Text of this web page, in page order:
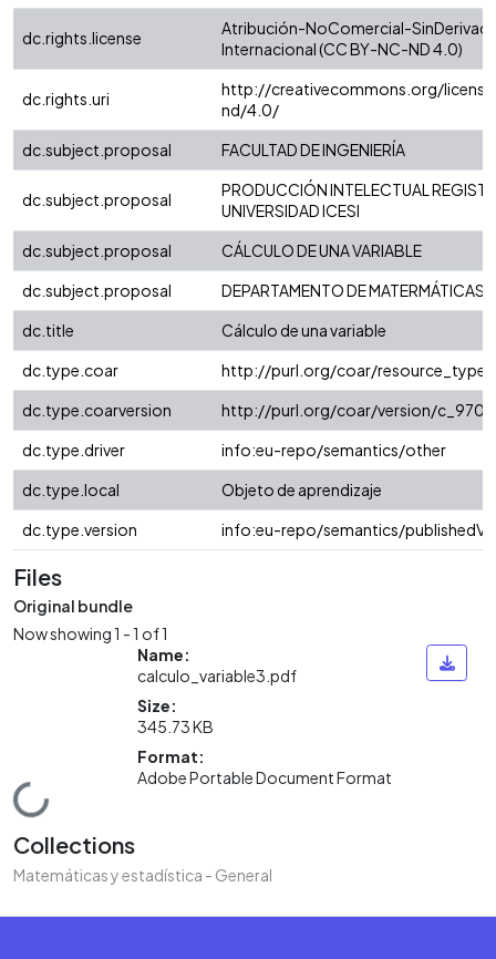
dc.rights.license
Atribución-NoComercial-
Internacional (CC BY-NC-ND 4.0)
dc.rights.uri
http://creativecommons.org/
nd/4.0/
dc.subject.proposal
FACULTAD DE INGENIERÍA
dc.subject.proposal
PRODUCCIÓN INTELECTUAL
UNIVERSIDAD ICESI
dc.subject.proposal
CÁLCULO DE UNA VARIABLE
dc.subject.proposal
DEPARTAMENTO DE MATERMÁTICAS
dc.title
Cálculo de una variable
dc.type.coar
http://purl.org/coar/resource_type/
dc.type.coarversion
http://purl.org/coar/version/
dc.type.driver
info:eu-repo/semantics/other
dc.type.local
Objeto de aprendizaje
dc.type.version
info:eu-repo/semantics/
Files
Original bundle
Now showing1 - 1 of 1
Loading...
Name:
calculo_variable3.pdf
Size:
345.73 KB
Format:
Adobe Portable Document Format
Collections
Matemáticas y estadística - General